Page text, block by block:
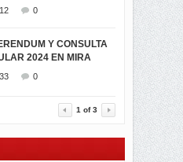
0
Y CONSULTA
2024 EN MIRA
0
DE...
FUE
1 of3